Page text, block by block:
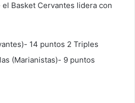
Basket Cervantes lidera con
14 puntos 2 Triples
(Marianistas)- 9 puntos